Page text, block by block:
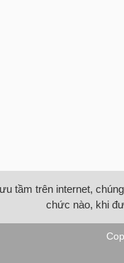
tầm trên internet,
chức nào, khi